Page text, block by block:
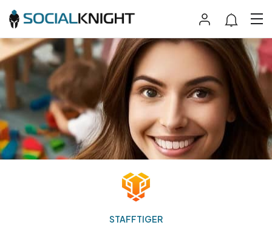
STAFFTIGER